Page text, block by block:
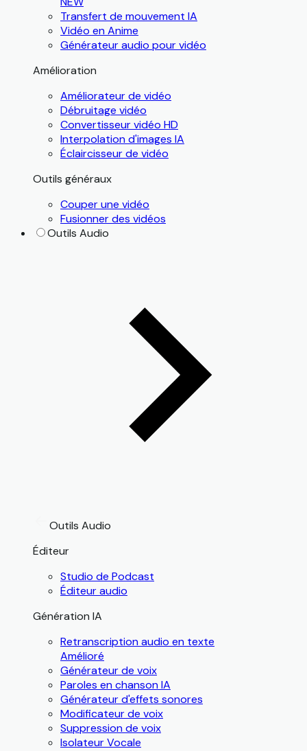
Transfert de mouvement IA
Vidéo en Anime
Générateur audio pour vidéo
Amélioration
Améliorateur de vidéo
Débruitage vidéo
Convertisseur vidéo HD
Interpolation d'images IA
Éclaircisseur de vidéo
Outils généraux
Couper une vidéo
Fusionner des vidéos
Outils Audio
Outils Audio
Éditeur
Studio de Podcast
Éditeur audio
Génération IA
Retranscription audio en texte
Amélioré
Générateur de voix
Paroles en chanson IA
Générateur d'effets sonores
Modificateur de voix
Suppression de voix
Isolateur Vocale